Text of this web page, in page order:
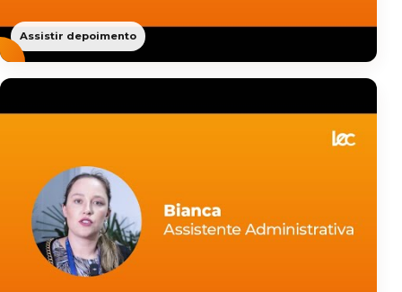
Assistir depoimento